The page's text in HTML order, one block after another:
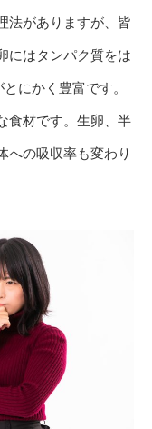
法がありますが、皆
にはタンパク質をは
にかく豊富です。
食材です。生卵、半
への吸収率も変わり